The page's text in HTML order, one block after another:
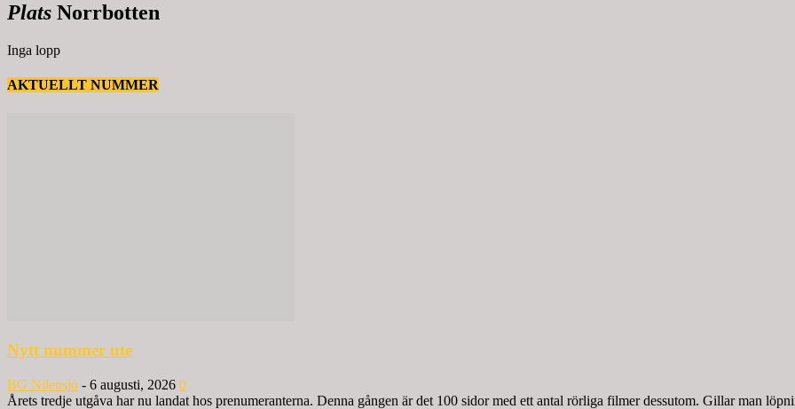
Plats Norrbotten
Inga lopp
AKTUELLT NUMMER
Nytt nummer ute
BG Nilensjö - 6 augusti, 2026 0
Årets tredje utgåva har nu landat hos prenumeranterna. Denna gången är det 100 sidor med ett antal rörliga filmer dessutom. Gillar man